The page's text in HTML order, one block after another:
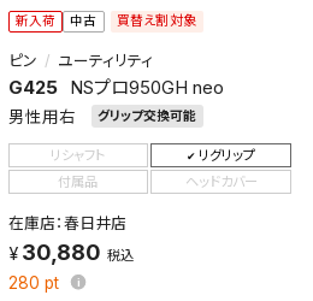
新入荷 中古 買替え割対象
ピン ユーティリティ
G425 NSプロ950GH neo
男性用右 グリップ交換可能
リシャフト
リグリップ
付属品
ヘッドカバー
在庫店：春日井店
30,880 税込
280 pt